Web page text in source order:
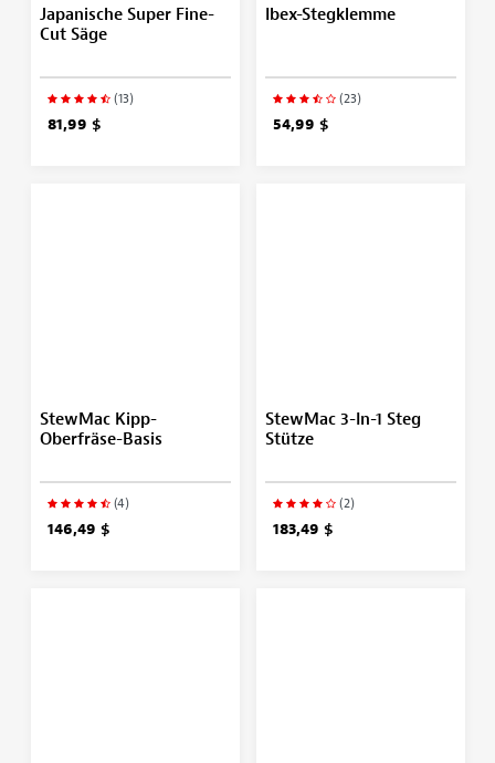
Japanische Super Fine-
Cut Säge
(13)
81,99 $
Ibex-Stegklemme
(23)
54,99 $
StewMac Kipp-
Oberfräse-Basis
(4)
146,49 $
StewMac 3-In-1 Steg
Stütze
(2)
183,49 $